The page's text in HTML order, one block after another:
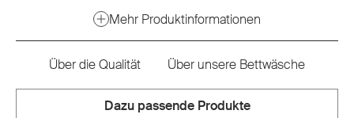
Mehr Produktinformationen
Über die Qualität Über unsere Bettwäsche
Dazu passende Produkte